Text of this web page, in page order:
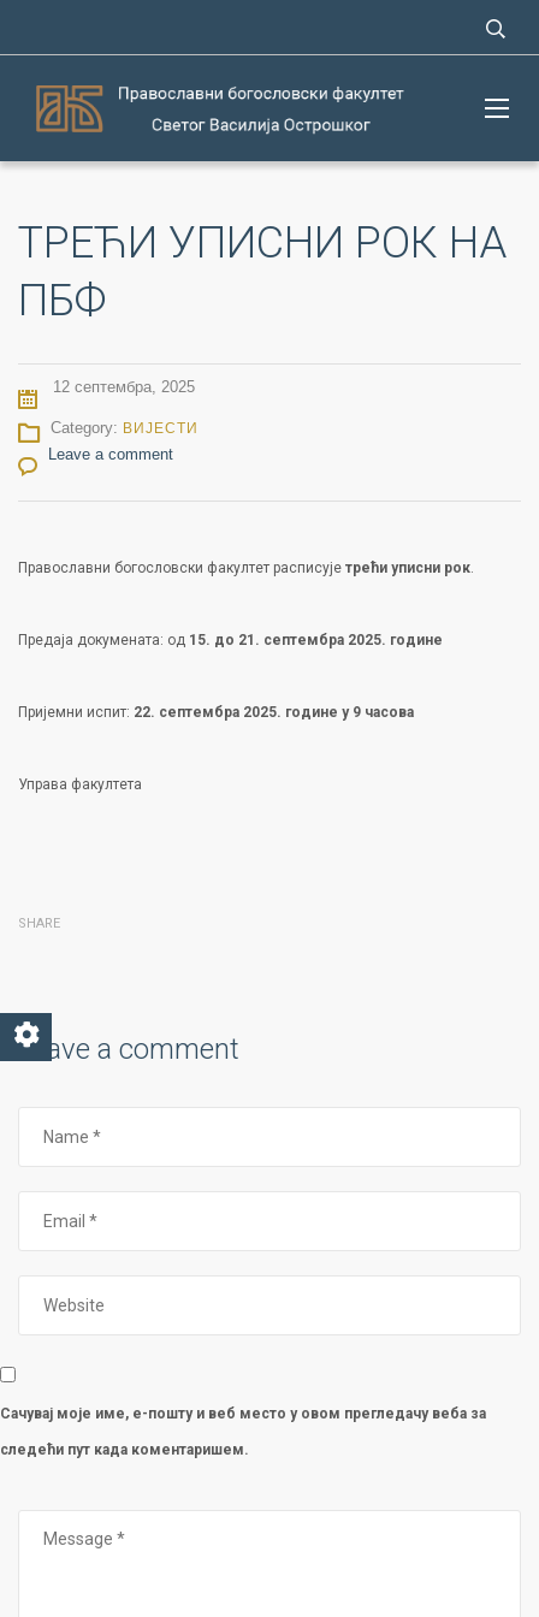
ТРЕЋИ УПИСНИ РОК НА
ПБФ
12 септембра, 2025
Category: ВИЈЕСТИ
Leave a comment
Православни богословски факултет расписује трећи уписни рок.
Предаја докумената: од 15. до 21. септембра 2025. године
Пријемни испит: 22. септембра 2025. године у 9 часова
Управа факултета
SHARE
Leave a comment
Сачувај моје име, е-пошту и веб место у овом прегледачу веба за
следећи пут када коментаришем.